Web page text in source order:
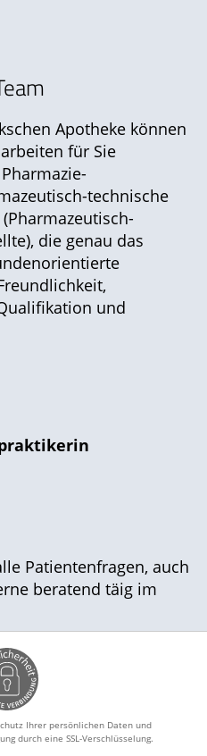
Apotheke können
für Sie
technische
die genau das
und
Patientenfragen, auch
beratend täig im
Ihrer persönlichen Daten und
durch eine SSL-Verschlüsselung.